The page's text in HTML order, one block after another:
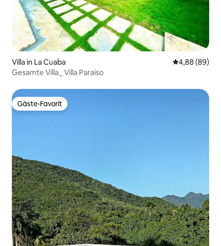
Villa in La Cuaba
4,88 (89)
Gesamte Villa_ Villa Paraiso
Gäste-Favorit
Gäste-Favorit